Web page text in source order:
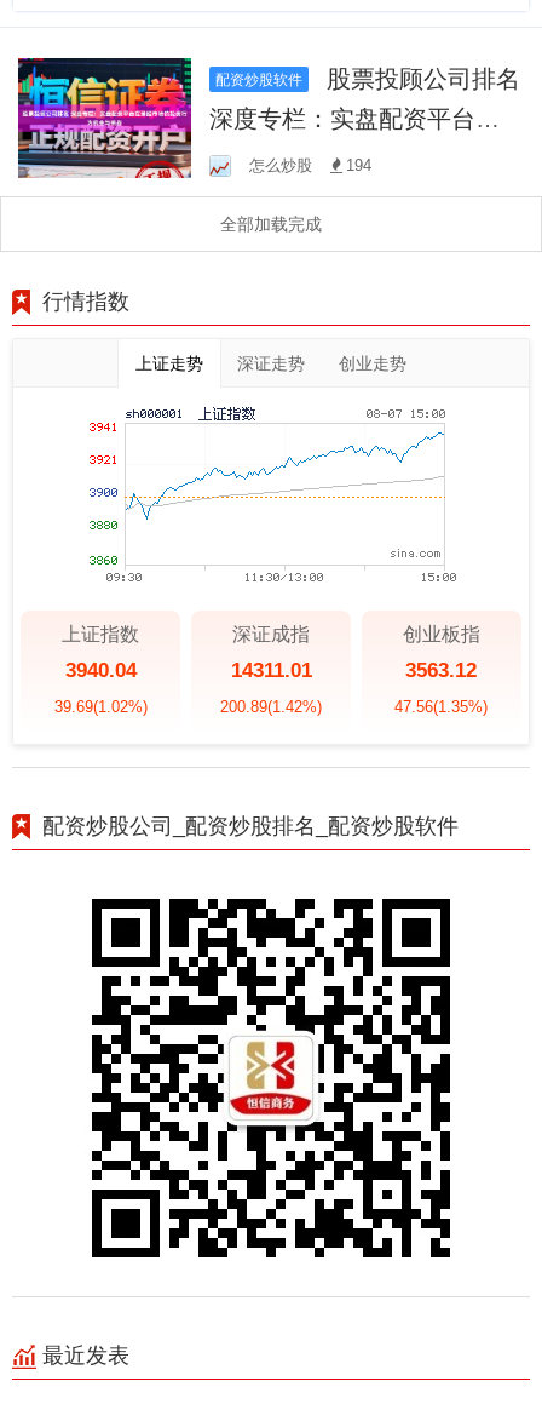
配资炒股软件
深度专栏：实盘配资平台在
港股市场的投资行为机会与
挑战
怎么炒股 194
全部加载完成
行情指数
上证走势 深证走势 创业走势
上证指数
3940.04
39.69(1.02%)
深证成指
14311.01
200.89(1.42%)
创业板指
3563.12
47.56(1.35%)
配资炒股公司_配资炒股排名_配资炒股软件
最近发表